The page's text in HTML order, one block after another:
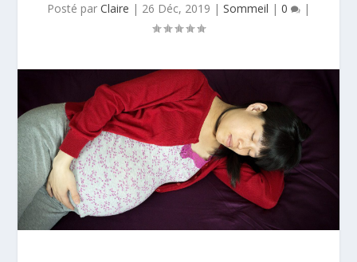
Posté par Claire | 26 Déc, 2019 | Sommeil | 0 |